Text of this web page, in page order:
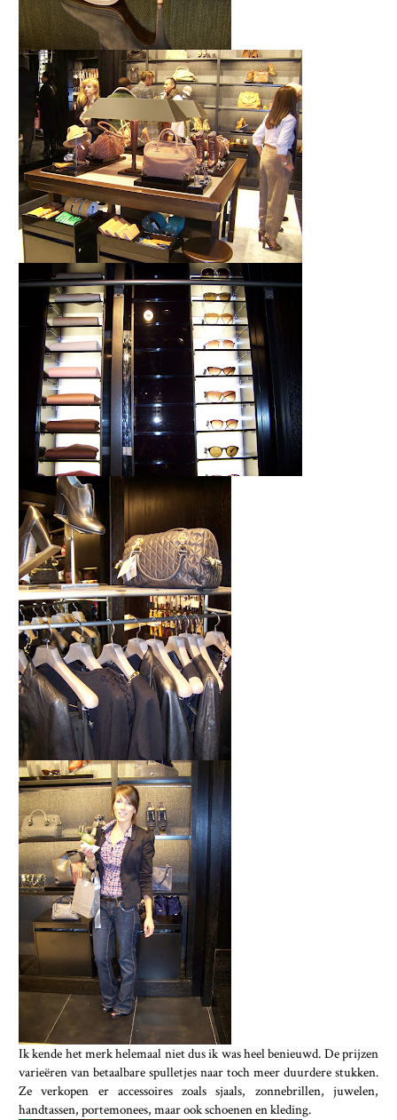
Ik kende het merk helemaal niet dus ik was heel benieuwd. De prijzen
varieëren van betaalbare spulletjes naar toch meer duurdere stukken.
Ze verkopen er accessoires zoals sjaals, zonnebrillen, juwelen,
handtassen, portemonees, maar ook schoenen en kleding.